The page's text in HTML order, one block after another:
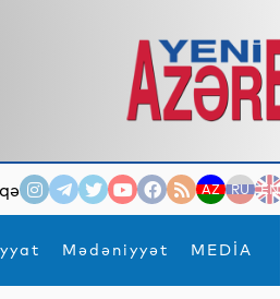
AZ RU EN
Mədəniyyət MEDİA